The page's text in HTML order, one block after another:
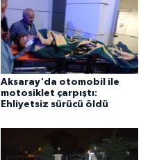
Aksaray'da otomobil ile
motosiklet çarpıştı:
Ehliyetsiz sürücü öldü